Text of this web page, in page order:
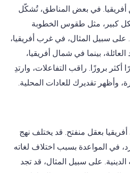
في بعض المناطق، تُشكّل
كبير، مثل طقوس الخطوبة
على سبيل المثال، في غرب أفريقيا،
بينما في شمال أفريقيا،
بروزًا. راقب التفاعلات، وارتدِ
وأظهر تقديرك للعادات المحلية.
بعقل منفتح. قد يختلف نهج
في المواعدة بسبب اختلاف لغاته
الدينية. على سبيل المثال، قد تجد